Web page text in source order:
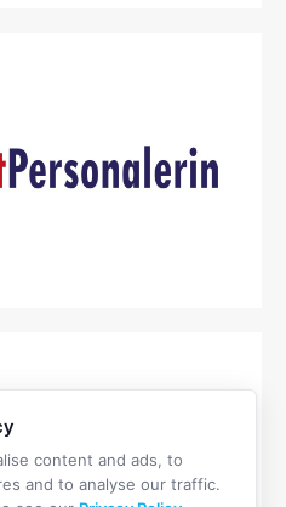
content and ads, to
and to analyse our traffic.